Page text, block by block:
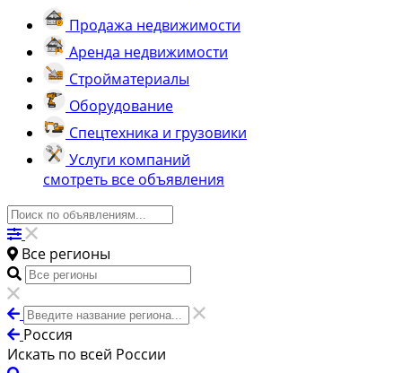
Продажа недвижимости
Аренда недвижимости
Стройматериалы
Оборудование
Спецтехника и грузовики
Услуги компаний
смотреть все объявления
Все регионы
Россия
Искать по всей России